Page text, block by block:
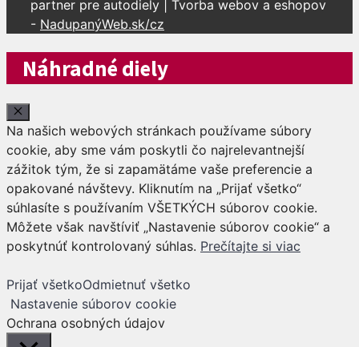
partner pre autodiely | Tvorba webov a eshopov
- NadupanýWeb.sk/cz
Náhradné diely
Close
Na našich webových stránkach používame súbory
cookie, aby sme vám poskytli čo najrelevantnejší
zážitok tým, že si zapamätáme vaše preferencie a
opakované návštevy. Kliknutím na „Prijať všetko“
súhlasíte s používaním VŠETKÝCH súborov cookie.
Môžete však navštíviť „Nastavenie súborov cookie“ a
poskytnúť kontrolovaný súhlas. Prečítajte si viac
Prijať všetkoOdmietnuť všetko
Nastavenie súborov cookie
Ochrana osobných údajov